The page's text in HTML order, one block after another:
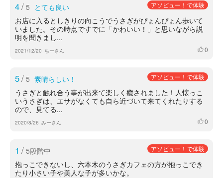
4/ 5 とても良い アソビュー！で体験
お店に入るとしきりの向こうでうさぎがぴょんぴょん歩いて
いました。その時点ですでに「かわいい！」と思いながら説
明を聞きまし...
2021/12/20 ちーさん いいね
0
5/ 5 素晴らしい！ アソビュー！で体験
うさぎと触れ合う事が出来て楽しく癒されました！人懐っこ
いうさぎは、エサがなくても自ら近づいて来てくれたりする
ので、見てる...
2020/8/26 みーさん いいね
0
1 / 5段階中 アソビュー！で体験
抱っこできないし、六本木のうさぎカフェの方が抱っこでき
たり小さい子や美人な子が多いかな。